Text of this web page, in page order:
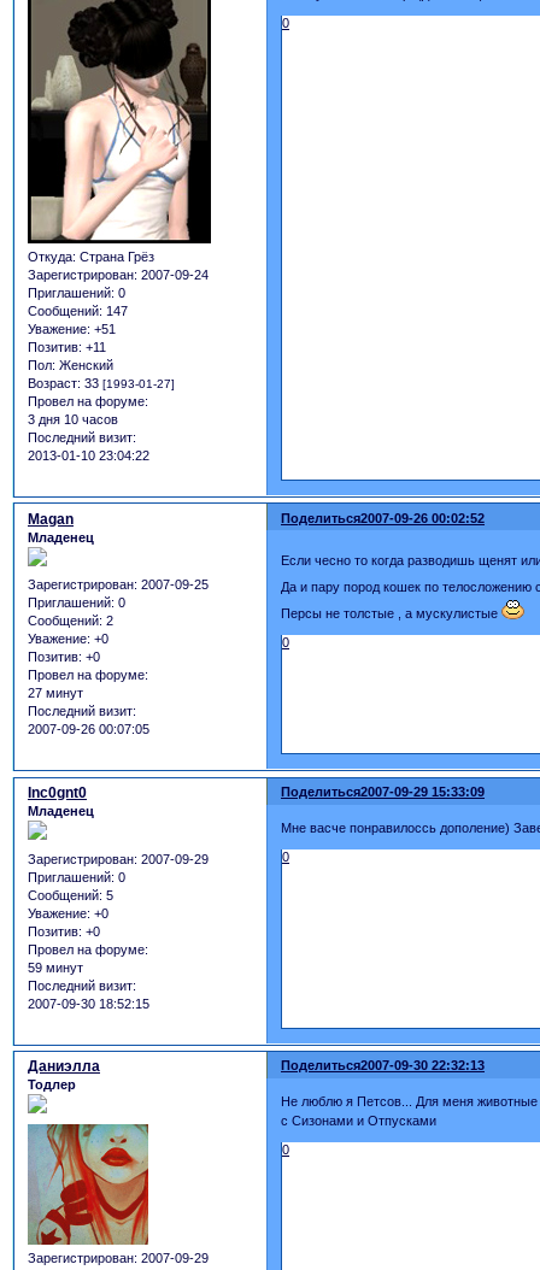
Откуда: Страна Грёз
Зарегистрирован: 2007-09-24
Приглашений: 0
Сообщений: 147
Уважение: +51
Позитив: +11
Пол: Женский
Возраст: 33 [1993-01-27]
Провел на форуме:
3 дня 10 часов
Последний визит:
2013-01-10 23:04:22
0
Поделиться2007-09-26 00:02:52
Magan
Младенец
Зарегистрирован: 2007-09-25
Приглашений: 0
Сообщений: 2
Уважение: +0
Позитив: +0
Провел на форуме:
27 минут
Последний визит:
2007-09-26 00:07:05
Если чесно то когда разводишь щенят
Да и пару пород кошек по
Персы не толстые , а мускулистые
0
Поделиться2007-09-29 15:33:09
Inc0gnt0
Младенец
Зарегистрирован: 2007-09-29
Приглашений: 0
Сообщений: 5
Уважение: +0
Позитив: +0
Провел на форуме:
59 минут
Последний визит:
2007-09-30 18:52:15
Мне васче понравилоссь дополение)
0
Поделиться2007-09-30 22:32:13
Даниэлла
Тодлер
Зарегистрирован: 2007-09-29
Не люблю я Петсов... Для меня животные
с Сизонами и Отпусками
0